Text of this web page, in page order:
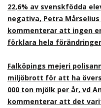
22,6% av svenskfödda
negativa, Petra
kommenterar att ingen
förklara hela
Falköpings mejeri
miljöbrott för att ha
000 ton mjölk per år, vd
kommenterar att det